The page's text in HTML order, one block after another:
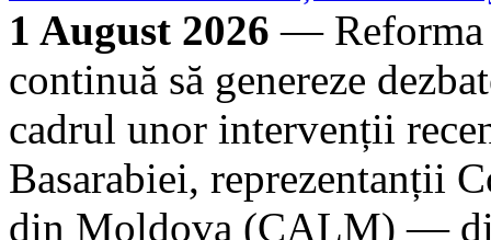
1 August 2026 — Reforma
continuă să genereze
cadrul unor intervenții
Basarabiei, reprezentanții
din Moldova (CALM) —